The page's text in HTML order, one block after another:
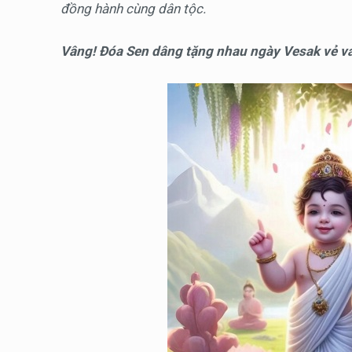
đồng hành cùng dân tộc.
Vâng! Đóa Sen dâng tặng nhau ngày Vesak vẻ